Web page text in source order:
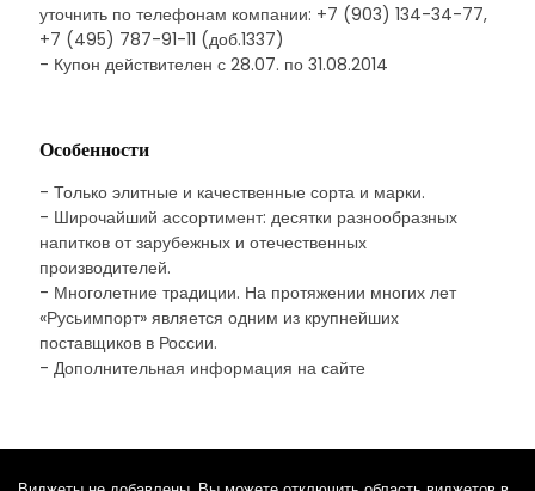
уточнить по телефонам компании: +7 (903) 134-34-77,
+7 (495) 787-91-11 (доб.1337)
- Купон действителен с 28.07. по 31.08.2014
Особенности
- Только элитные и качественные сорта и марки.
- Широчайший ассортимент: десятки разнообразных
напитков от зарубежных и отечественных
производителей.
- Многолетние традиции. На протяжении многих лет
«Русьимпорт» является одним из крупнейших
поставщиков в России.
- Дополнительная информация на сайте